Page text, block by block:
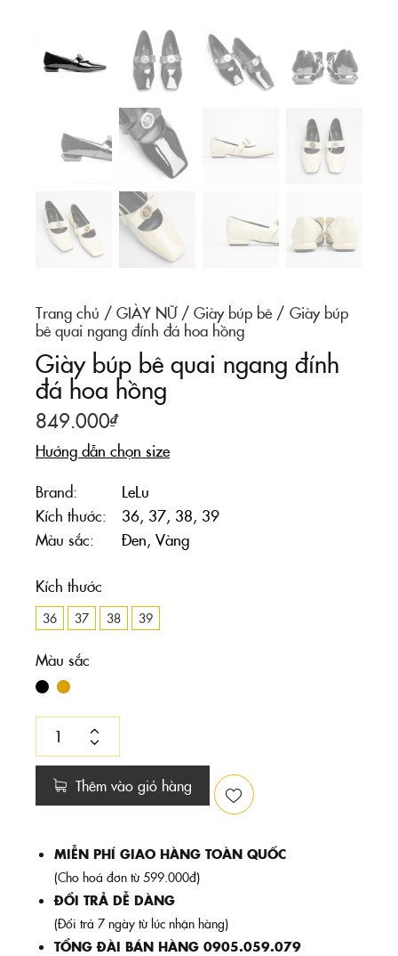
Trang chủ GIÀY NỮ Giày búp bê
Giày búp
bê quai ngang đính đá hoa hồng
Giày búp bê quai ngang đính
đá hoa hồng
849.000₫
Hướng dẫn chọn size
Brand
LeLu
Kích thước
36, 37, 38, 39
Màu sắc
Đen, Vàng
Kích thước
36 37 38 39
Màu sắc
Thêm vào giỏ hàng
MIỄN PHÍ GIAO HÀNG TOÀN QUỐC
(Cho hoá đơn từ 599.000đ)
ĐỔI TRẢ DỄ DÀNG
(Đổi trả 7 ngày từ lúc nhận hàng)
TỔNG ĐÀI BÁN HÀNG 0905.059.079